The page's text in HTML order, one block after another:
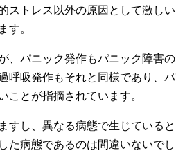
ストレス以外の原因として激しい
す。
、パニック発作もパニック障害の
呼吸発作もそれと同様であり、パ
ことが指摘されています。
すし、異なる病態で生じていると
た病態であるのは間違いないでし